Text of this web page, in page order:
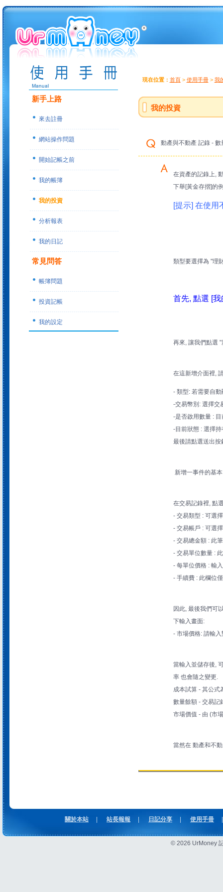
新手上路
來去註冊
網站操作問題
開始記帳之前
我的帳簿
我的投資
分析報表
我的日記
常見問答
帳簿問題
投資記帳
我的設定
現在位置： 首頁> 使用手冊> 我
我的投資
動產與不動產 記錄 -
在資產的記錄上,
下舉[黃金存摺]的
[提示] 在使用
類型要選擇為 "理
首先, 點選 [
再來, 讓我們點選
在這新增介面裡,
- 類型: 若需要自
-交易幣別: 選擇交
-是否啟用數量 :
-目前狀態 : 選擇
最後請點選送出按
新增一事件的基
在交易記錄裡, 點
- 交易類型 : 可選
- 交易帳戶 : 可選
- 交易總金額 : 此
- 交易單位數量 :
- 每單位價格 : 輸
- 手續費 : 此欄位
因此, 最後我們可
下輸入畫面:
- 市場價格: 請輸
當輸入並儲存後,
率 也會隨之變更.
成本試算 - 其公式
數量餘額 - 交易記
市場價值 - 由 (市
當然在 動產和不
關於本站 站長報報 日記分享 使用手冊
© 2026 UrMoney